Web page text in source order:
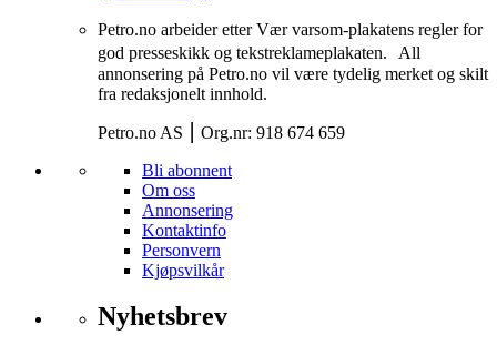
Petro.no arbeider etter Vær varsom-plakatens regler for
god presseskikk og tekstreklameplakaten. All
annonsering på Petro.no vil være tydelig merket og skilt
fra redaksjonelt innhold.
Petro.no AS ⎮ Org.nr: 918 674 659
Bli abonnent
Om oss
Annonsering
Kontaktinfo
Personvern
Kjøpsvilkår
Nyhetsbrev